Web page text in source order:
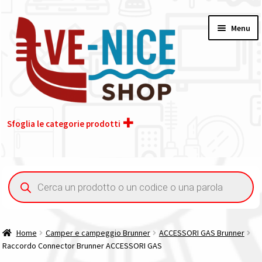
alla
navigazione
contenuto
Menu
Sfoglia le categorie prodotti
Acquisto iva 4% (agevolata)
Contatti
Ricerca
prodotti
Home Camper e campeggio Brunner
ACCESSORI GAS Brunner
Raccordo Connector Brunner ACCESSORI GAS